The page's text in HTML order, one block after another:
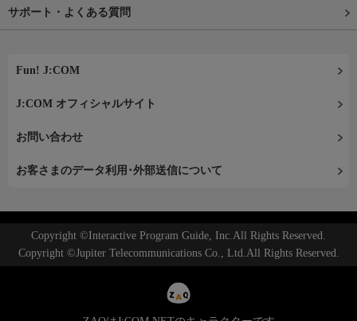
サポート・よくある質問
Fun! J:COM
J:COM オフィシャルサイト
お問い合わせ
お客さまのデータ利用･外部送信について
Copyright ©Interactive Program Guide, Inc.All Rights Reserved.
Copyright ©Jupiter Telecommunications Co., Ltd.All Rights Reserved.